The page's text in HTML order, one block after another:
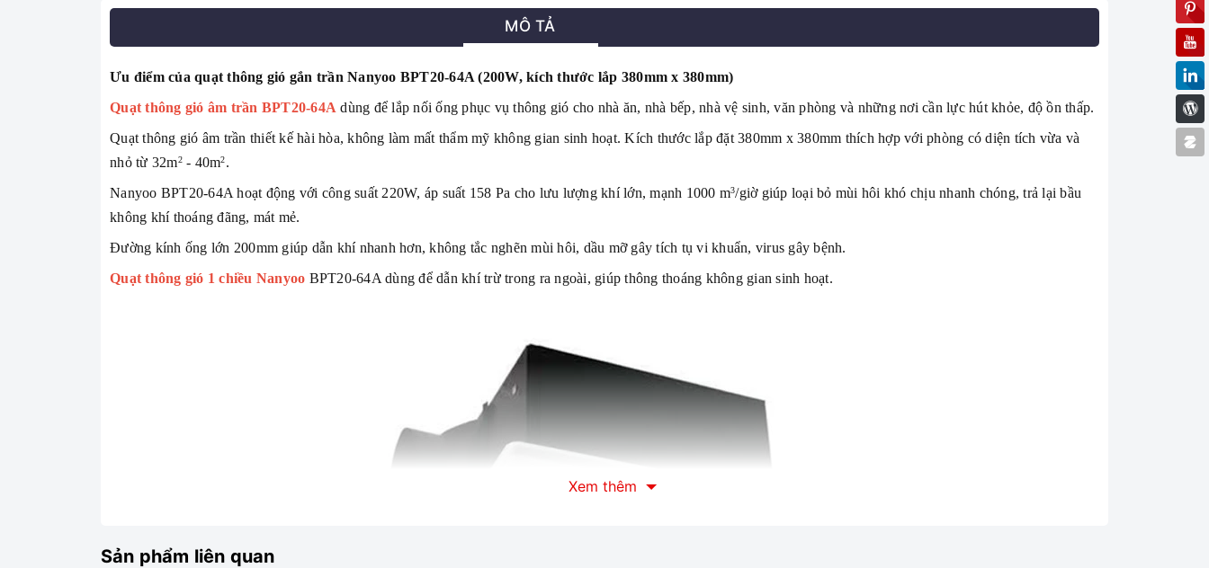
MÔ TẢ
Ưu điểm của quạt thông gió gắn trần Nanyoo BPT20-64A (200W, kích thước lắp 380mm x 380mm)
Quạt thông gió âm trần BPT20-64A dùng để lắp nối ống phục vụ thông gió cho nhà ăn, nhà bếp, nhà vệ sinh, văn phòng và những nơi cần lực hút khỏe, độ ồn thấp.
Quạt thông gió âm trần thiết kế hài hòa, không làm mất thẩm mỹ không gian sinh hoạt. Kích thước lắp đặt 380mm x 380mm thích hợp với phòng có diện tích vừa và
nhỏ từ 32m2- 40m2.
Nanyoo BPT20-64A hoạt động với công suất 220W, áp suất 158 Pa cho lưu lượng khí lớn, mạnh 1000 m3/giờ giúp loại bỏ mùi hôi khó chịu nhanh chóng, trả lại bầu
không khí thoáng đãng, mát mẻ.
Đường kính ống lớn 200mm giúp dẫn khí nhanh hơn, không tắc nghẽn mùi hôi, dầu mỡ gây tích tụ vi khuẩn, virus gây bệnh.
Quạt thông gió 1 chiều Nanyoo BPT20-64A dùng để dẫn khí trừ trong ra ngoài, giúp thông thoáng không gian sinh hoạt.
Xem thêm
Sản phẩm liên quan